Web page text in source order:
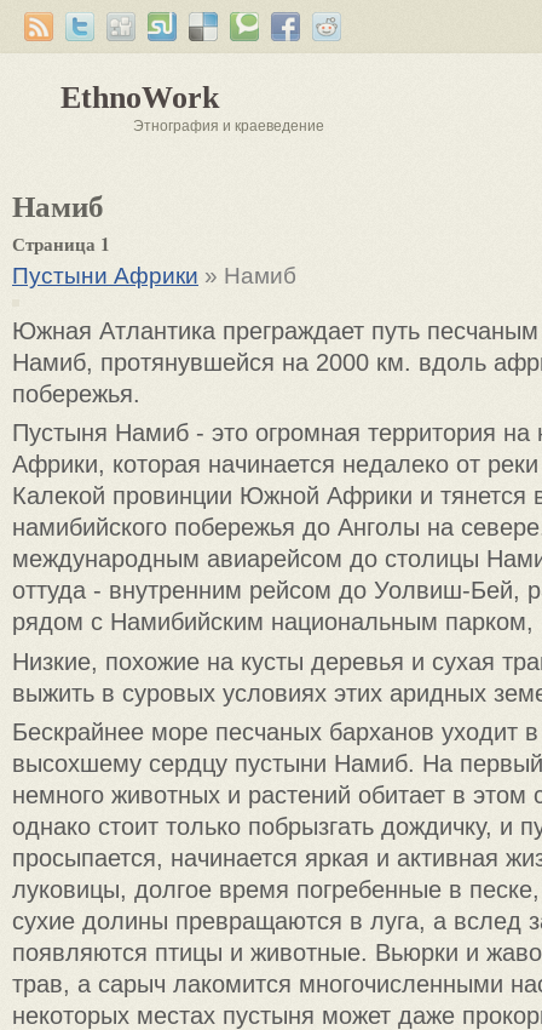
EthnoWork
Этнография и краеведение
Намиб
Страница 1
Пустыни Африки » Намиб
Южная Атлантика преграждает путь
Намиб, протянувшейся на 2000 км. вдоль
побережья.
Пустыня Намиб - это огромная территория на
Африки, которая начинается недалеко от
Калекой провинции Южной Африки и тянется
намибийского побережья до Анголы на
международным авиарейсом до столицы
оттуда - внутренним рейсом до Уолвиш-Бей,
рядом с Намибийским национальным парком,
Низкие, похожие на кусты деревья и сухая
выжить в суровых условиях этих аридных
Бескрайнее море песчаных барханов уходит
высохшему сердцу пустыни Намиб. На
немного животных и растений обитает в этом
однако стоит только побрызгать дождичку, и
просыпается, начинается яркая и активная
луковицы, долгое время погребенные в
сухие долины превращаются в луга, а вслед
появляются птицы и животные. Вьюрки и
трав, а сарыч лакомится многочисленными
некоторых местах пустыня может даже